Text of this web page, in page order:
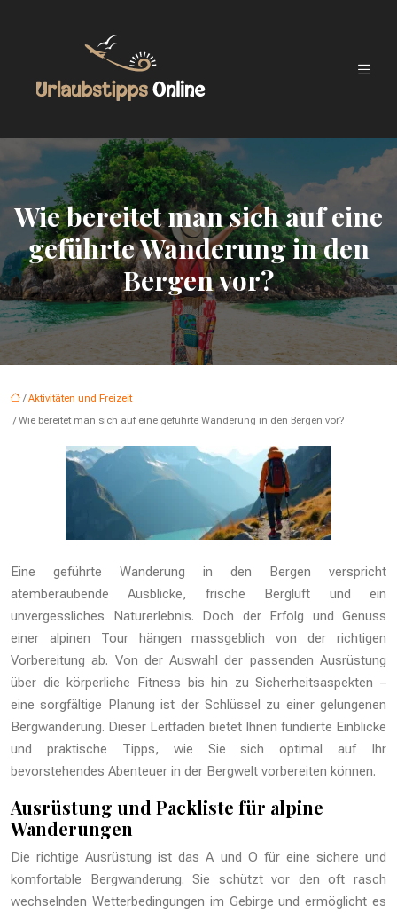
Wie bereitet man sich auf eine
geführte Wanderung in den
Bergen vor?
/Aktivitäten und Freizeit
/ Wie bereitet man sich auf eine geführte Wanderung in den Bergen vor?
Eine geführte Wanderung in den Bergen verspricht
atemberaubende Ausblicke, frische Bergluft und ein
unvergessliches Naturerlebnis. Doch der Erfolg und Genuss
einer alpinen Tour hängen massgeblich von der richtigen
Vorbereitung ab. Von der Auswahl der passenden Ausrüstung
über die körperliche Fitness bis hin zu Sicherheitsaspekten –
eine sorgfältige Planung ist der Schlüssel zu einer gelungenen
Bergwanderung. Dieser Leitfaden bietet Ihnen fundierte Einblicke
und praktische Tipps, wie Sie sich optimal auf Ihr
bevorstehendes Abenteuer in der Bergwelt vorbereiten können.
Ausrüstung und Packliste für alpine
Wanderungen
Die richtige Ausrüstung ist das A und O für eine sichere und
komfortable Bergwanderung. Sie schützt vor den oft rasch
wechselnden Wetterbedingungen im Gebirge und ermöglicht es